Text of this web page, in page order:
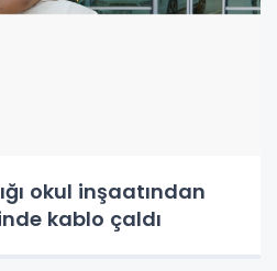
okul inşaatından
kablo çaldı